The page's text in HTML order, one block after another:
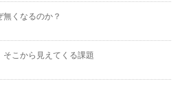
無くなるのか？
こから見えてくる課題